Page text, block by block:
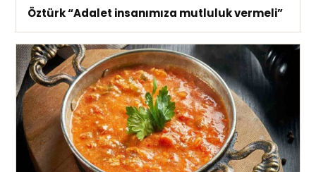
Öztürk “Adalet insanımıza mutluluk vermeli”